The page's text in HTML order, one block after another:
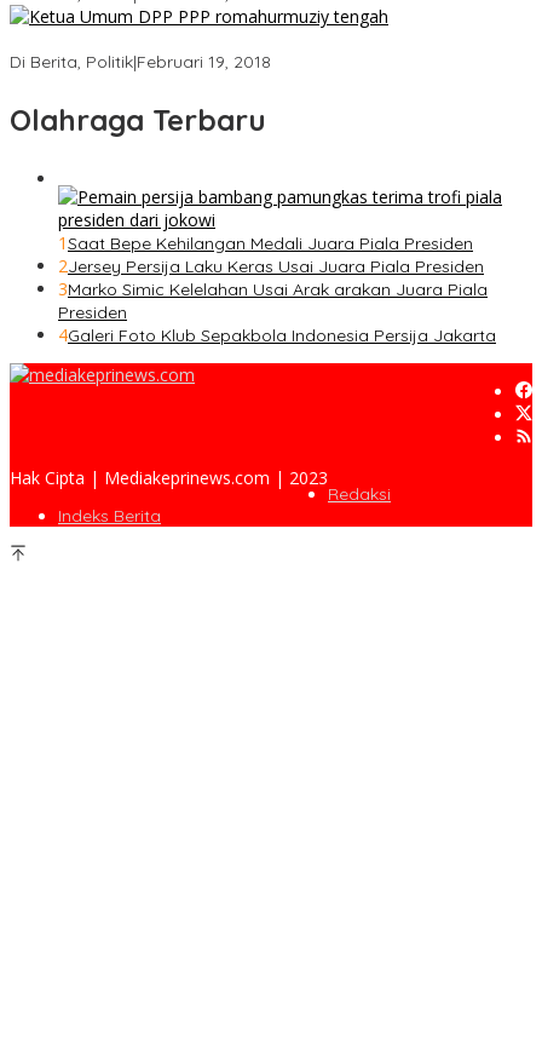
Di Berita, Politik|Februari 19, 2018
Olahraga Terbaru
1Saat Bepe Kehilangan Medali Juara Piala Presiden
2Jersey Persija Laku Keras Usai Juara Piala Presiden
3Marko Simic Kelelahan Usai Arak arakan Juara Piala
Presiden
4Galeri Foto Klub Sepakbola Indonesia Persija Jakarta
Hak Cipta | Mediakeprinews.com | 2023
Redaksi
Indeks Berita